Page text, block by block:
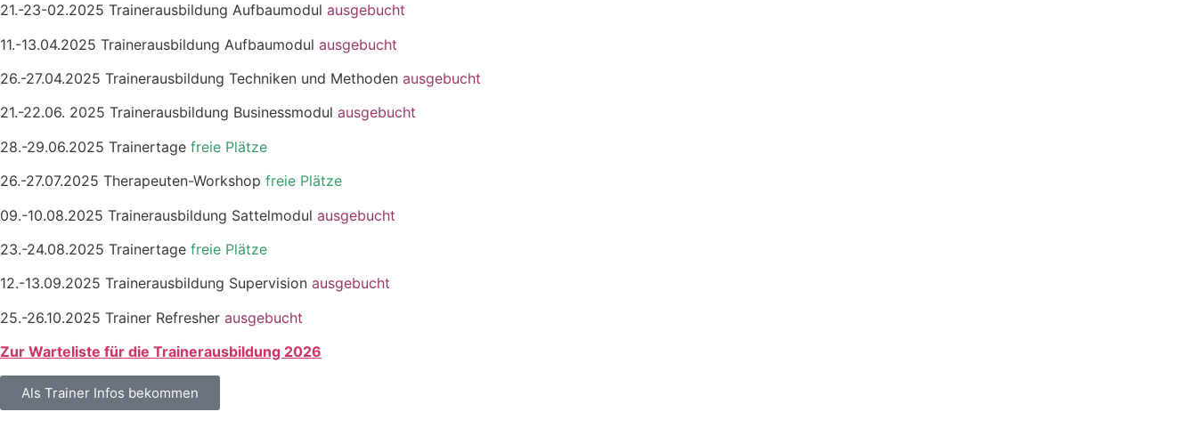
21.-23-02.2025 Trainerausbildung Aufbaumodul ausgebucht
11.-13.04.2025 Trainerausbildung Aufbaumodul ausgebucht
26.-27.04.2025 Trainerausbildung Techniken und Methoden ausgebucht
21.-22.06. 2025 Trainerausbildung Businessmodul ausgebucht
28.-29.06.2025 Trainertage freie Plätze
26.-27.07.2025 Therapeuten-Workshop freie Plätze
09.-10.08.2025 Trainerausbildung Sattelmodul ausgebucht
23.-24.08.2025 Trainertage freie Plätze
12.-13.09.2025 Trainerausbildung Supervision ausgebucht
25.-26.10.2025 Trainer Refresher ausgebucht
Zur Warteliste für die Trainerausbildung 2026
Als Trainer Infos bekommen